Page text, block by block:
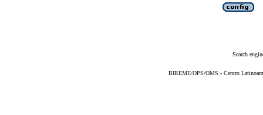
Search
BIREME/OPS/OMS - Centro